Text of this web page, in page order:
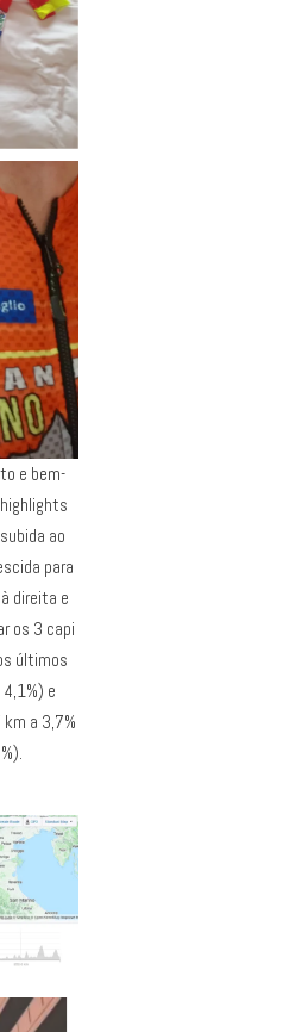
e bem-
ao
para
direita e
os 3 capi
últimos
e
a 3,7%